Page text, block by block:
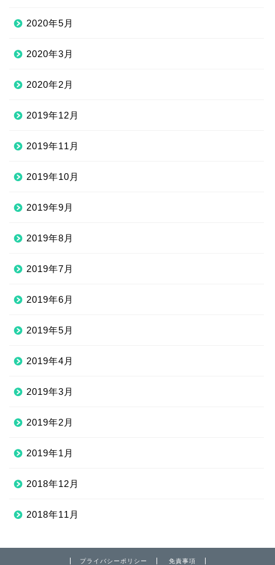
2020年5月
2020年3月
2020年2月
2019年12月
2019年11月
2019年10月
2019年9月
2019年8月
2019年7月
2019年6月
2019年5月
2019年4月
2019年3月
2019年2月
2019年1月
2018年12月
2018年11月
プライバシーポリシー 免責事項